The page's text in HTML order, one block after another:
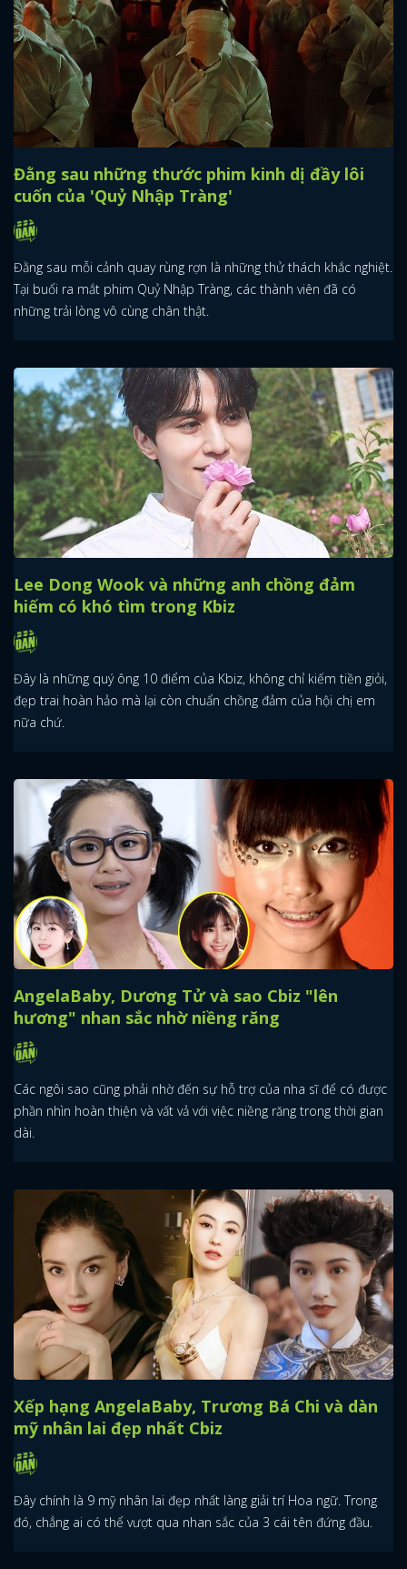
Đằng sau những thước phim kinh dị đầy lôi
cuốn của 'Quỷ Nhập Tràng'
Đằng sau mỗi cảnh quay rùng rợn là những thử thách khắc nghiệt.
Tại buổi ra mắt phim Quỷ Nhập Tràng, các thành viên đã có
những trải lòng vô cùng chân thật.
Lee Dong Wook và những anh chồng đảm
hiếm có khó tìm trong Kbiz
Đây là những quý ông 10 điểm của Kbiz, không chỉ kiếm tiền giỏi,
đẹp trai hoàn hảo mà lại còn chuẩn chồng đảm của hội chị em
nữa chứ.
AngelaBaby, Dương Tử và sao Cbiz "lên
hương" nhan sắc nhờ niềng răng
Các ngôi sao cũng phải nhờ đến sự hỗ trợ của nha sĩ để có được
phần nhìn hoàn thiện và vất vả với việc niềng răng trong thời gian
dài.
Xếp hạng AngelaBaby, Trương Bá Chi và dàn
mỹ nhân lai đẹp nhất Cbiz
Đây chính là 9 mỹ nhân lai đẹp nhất làng giải trí Hoa ngữ. Trong
đó, chẳng ai có thể vượt qua nhan sắc của 3 cái tên đứng đầu.